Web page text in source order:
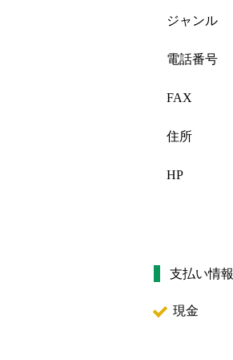
ジャンル
電話番号
FAX
住所
HP
支払い情報
現金